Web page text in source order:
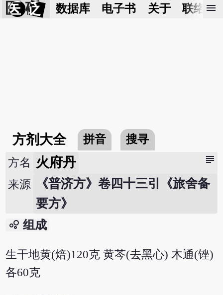
医 砭 数据库 电子书 关于 联络我
menu
方剂大全 拼音 搜寻
subject
方名 火府丹
来源
《普济方》卷四十三引《旅舍备
要方》
bubble_chart 组成
生干地黄(焙)120克 黄芩(去黑心) 木通(锉)
各60克